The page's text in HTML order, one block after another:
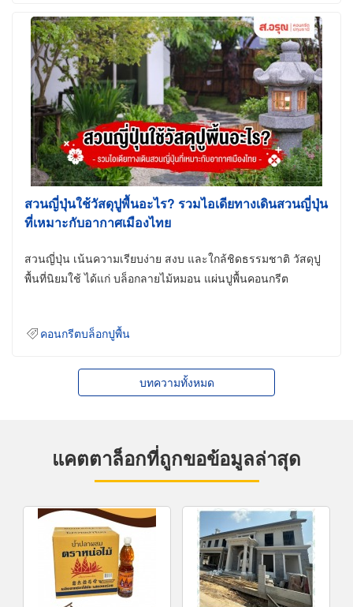
สวนญี่ปุ่นใช้วัสดุปูพื้นอะไร? รวมไอเดียทางเดินสวนญี่ปุ่น
ที่เหมาะกับอากาศเมืองไทย
สวนญี่ปุ่น เน้นความเรียบง่าย สงบ และใกล้ชิดธรรมชาติ วัสดุปู
พื้นที่นิยมใช้ ได้แก่ บล็อกลายไม้หมอน แผ่นปูพื้นคอนกรีต
คอนกรีตบล็อกปูพื้น
บทความทั้งหมด
แคตตาล็อกที่ถูกขอข้อมูลล่าสุด